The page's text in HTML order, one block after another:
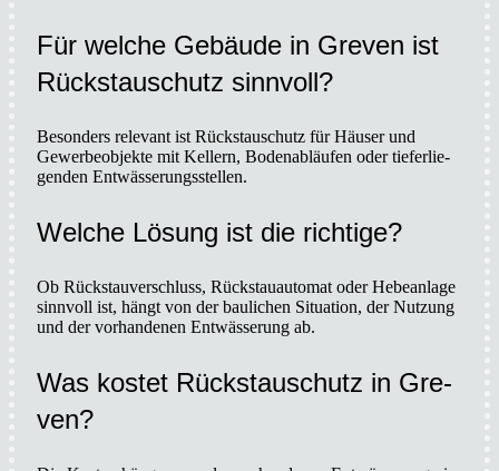
Für wel­che Gebäu­de in Gre­ven ist
Rückstau­schutz sinn­voll?
Beson­ders rele­vant ist Rückstau­schutz für Häu­ser und
Gewer­be­ob­jek­te mit Kel­lern, Boden­ab­läu­fen oder tie­fer­lie­
gen­den Ent­wäs­se­rungs­stel­len.
Wel­che Lösung ist die rich­ti­ge?
Ob Rück­stau­ver­schluss, Rück­stau­au­to­mat oder Hebe­an­la­ge
sinn­voll ist, hängt von der bau­li­chen Situa­ti­on, der Nut­zung
und der vor­han­de­nen Ent­wäs­se­rung ab.
Was kos­tet Rückstau­schutz in Gre­
ven?